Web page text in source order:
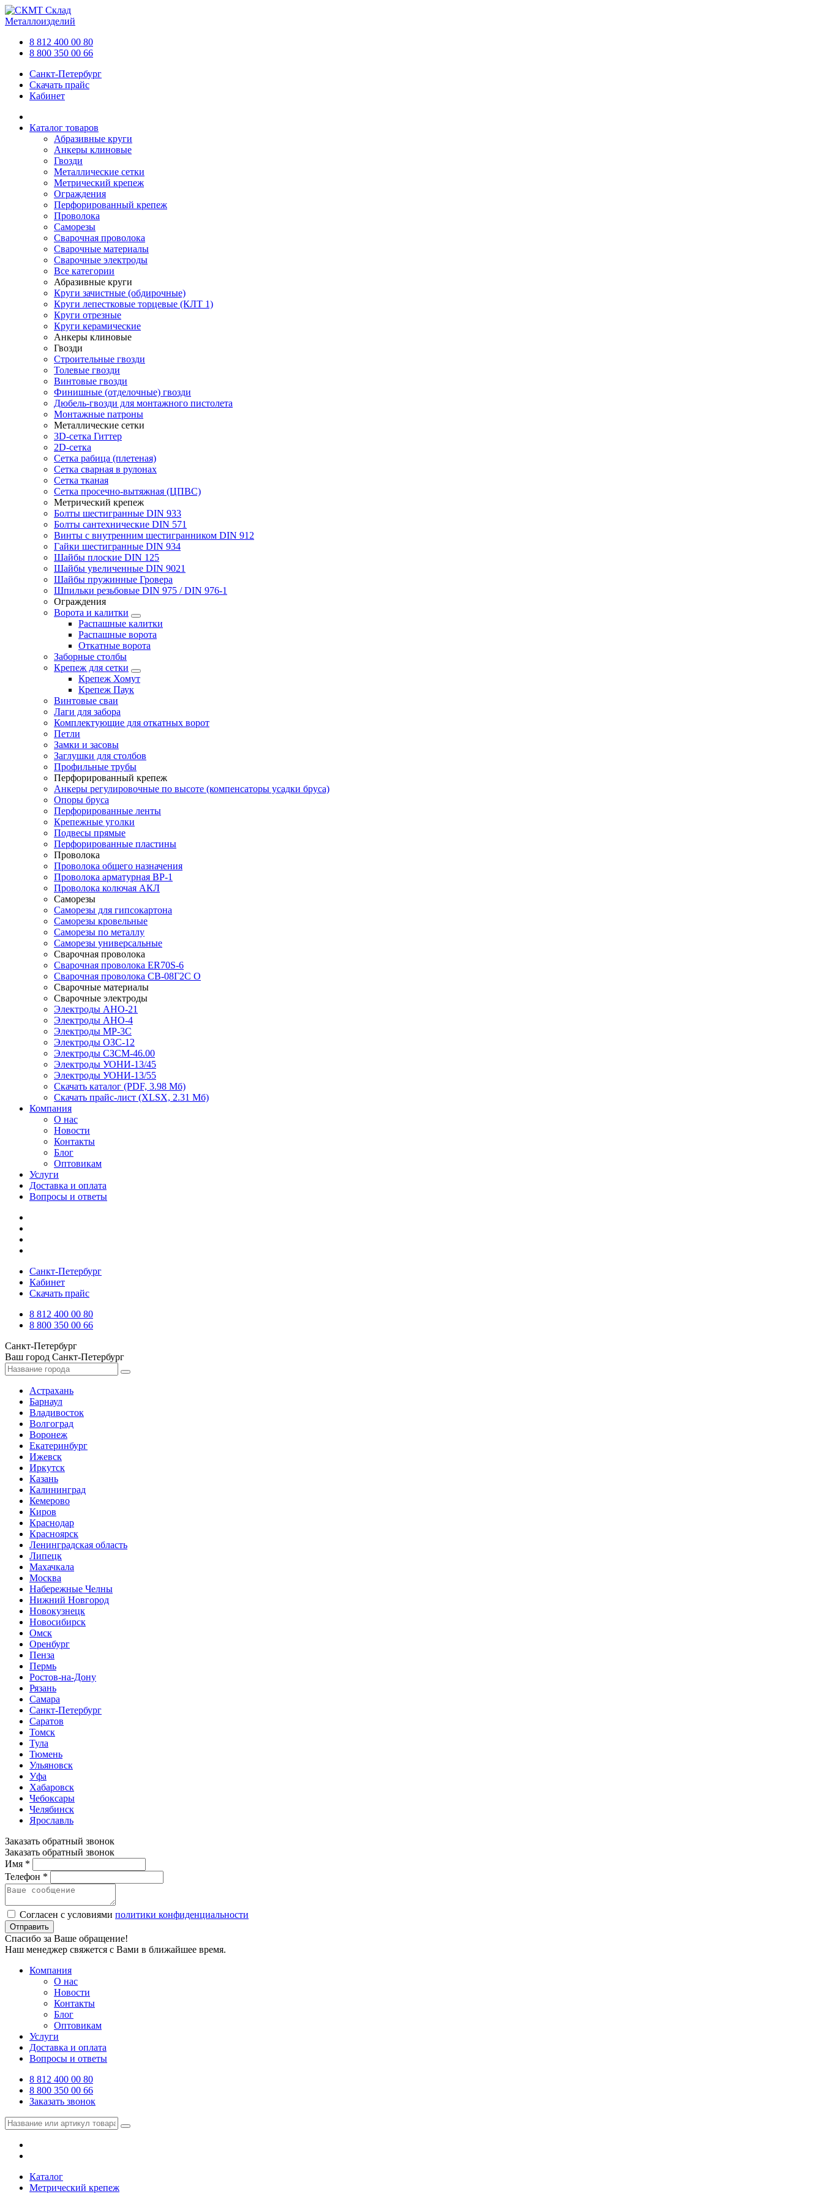
Склад
Металлоизделий
8 812 400 00 80
8 800 350 00 66
Санкт-Петербург
Скачать прайс
Кабинет
Каталог товаров
Абразивные круги
Анкеры клиновые
Гвозди
Металлические сетки
Метрический крепеж
Ограждения
Перфорированный крепеж
Проволока
Саморезы
Сварочная проволока
Сварочные материалы
Сварочные электроды
Все категории
Абразивные круги
Круги зачистные (обдирочные)
Круги лепестковые торцевые (КЛТ 1)
Круги отрезные
Круги керамические
Анкеры клиновые
Гвозди
Строительные гвозди
Толевые гвозди
Винтовые гвозди
Финишные (отделочные) гвозди
Дюбель-гвозди для монтажного пистолета
Монтажные патроны
Металлические сетки
3D-сетка Гиттер
2D-сетка
Сетка рабица (плетеная)
Сетка сварная в рулонах
Сетка тканая
Сетка просечно-вытяжная (ЦПВС)
Метрический крепеж
Болты шестигранные DIN 933
Болты сантехнические DIN 571
Винты с внутренним шестигранником DIN 912
Гайки шестигранные DIN 934
Шайбы плоские DIN 125
Шайбы увеличенные DIN 9021
Шайбы пружинные Гровера
Шпильки резьбовые DIN 975 / DIN 976-1
Ограждения
Ворота и калитки
Распашные калитки
Распашные ворота
Откатные ворота
Заборные столбы
Крепеж для сетки
Крепеж Хомут
Крепеж Паук
Винтовые сваи
Лаги для забора
Комплектующие для откатных ворот
Петли
Замки и засовы
Заглушки для столбов
Профильные трубы
Перфорированный крепеж
Анкеры регулировочные по высоте (компенсаторы усадки бруса)
Опоры бруса
Перфорированные ленты
Крепежные уголки
Подвесы прямые
Перфорированные пластины
Проволока
Проволока общего назначения
Проволока арматурная ВР-1
Проволока колючая АКЛ
Саморезы
Саморезы для гипсокартона
Саморезы кровельные
Саморезы по металлу
Саморезы универсальные
Сварочная проволока
Сварочная проволока ER70S-6
Сварочная проволока СВ-08Г2С О
Сварочные материалы
Сварочные электроды
Электроды АНО-21
Электроды АНО-4
Электроды МР-3С
Электроды ОЗС-12
Электроды СЗСМ-46.00
Электроды УОНИ-13/45
Электроды УОНИ-13/55
Скачать каталог (PDF, 3.98 Мб)
Скачать прайс-лист (XLSX, 2.31 Мб)
Компания
О нас
Новости
Контакты
Блог
Оптовикам
Услуги
Доставка и оплата
Вопросы и ответы
Санкт-Петербург
Кабинет
Скачать прайс
8 812 400 00 80
8 800 350 00 66
Санкт-Петербург
Ваш город Санкт-Петербург
Астрахань
Барнаул
Владивосток
Волгоград
Воронеж
Екатеринбург
Ижевск
Иркутск
Казань
Калининград
Кемерово
Киров
Краснодар
Красноярск
Ленинградская область
Липецк
Махачкала
Москва
Набережные Челны
Нижний Новгород
Новокузнецк
Новосибирск
Омск
Оренбург
Пенза
Пермь
Ростов-на-Дону
Рязань
Самара
Санкт-Петербург
Саратов
Томск
Тула
Тюмень
Ульяновск
Уфа
Хабаровск
Чебоксары
Челябинск
Ярославль
Заказать обратный звонок
Заказать обратный звонок
Имя *
Телефон *
Согласен с условиями политики конфиденциальности
Отправить
Спасибо за Ваше обращение!
Наш менеджер свяжется с Вами в ближайшее время.
Компания
О нас
Новости
Контакты
Блог
Оптовикам
Услуги
Доставка и оплата
Вопросы и ответы
8 812 400 00 80
8 800 350 00 66
Заказать звонок
Каталог
Метрический крепеж